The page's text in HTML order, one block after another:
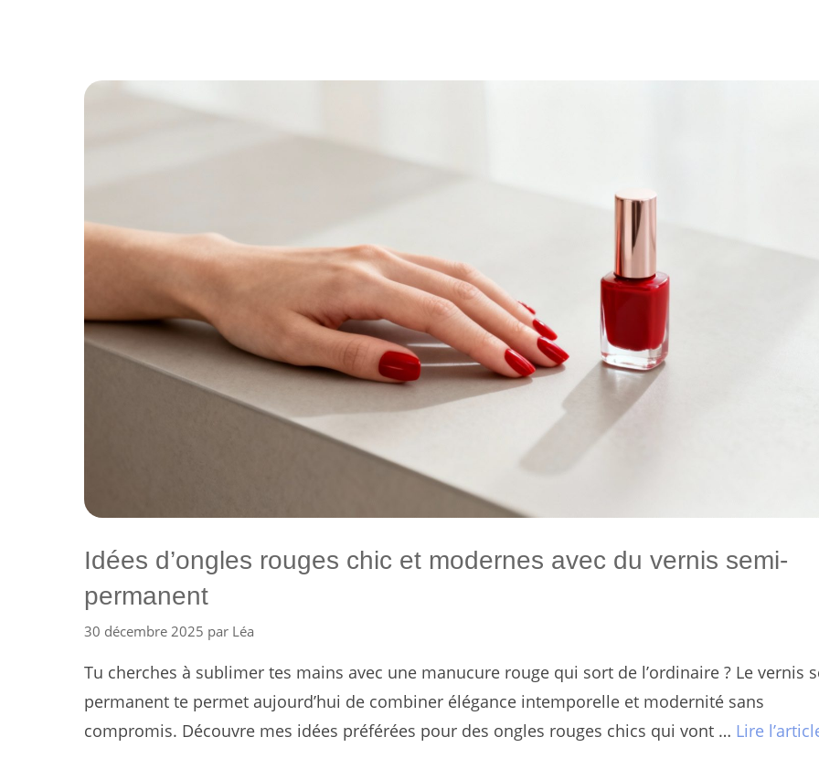
Idées d’ongles rouges chic et modernes avec du vernis semi-
permanent
30 décembre 2025 par Léa
Tu cherches à sublimer tes mains avec une manucure rouge qui sort de l’ordinaire ? Le vernis
permanent te permet aujourd’hui de combiner élégance intemporelle et modernité sans
compromis. Découvre mes idées préférées pour des ongles rouges chics qui vont … Lire